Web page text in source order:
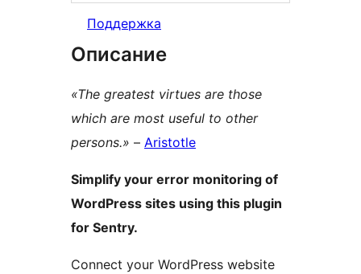
Поддержка
Описание
«The greatest virtues are those
which are most useful to other
persons.» – Aristotle
Simplify your error monitoring of
WordPress sites using this plugin
for Sentry.
Connect your WordPress website